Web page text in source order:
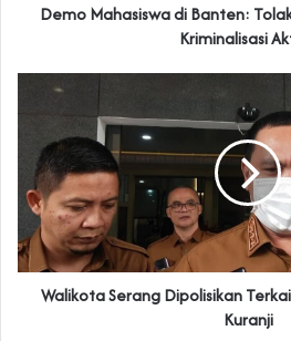
‎Demo Mahasiswa di Banten:
Kriminalisasi
‎Walikota Serang Dipolisikan
Kuranji